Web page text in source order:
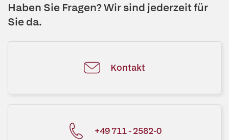
Haben Sie Fragen? Wir sind jederzeit für
Sie da.
Kontakt
+49 711 - 2582-0